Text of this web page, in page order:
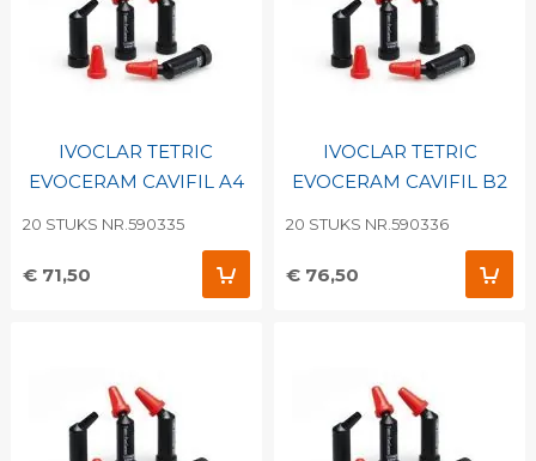
IVOCLAR TETRIC
EVOCERAM CAVIFIL A4
20 STUKS NR.590335
€ 71,50
IVOCLAR TETRIC
EVOCERAM CAVIFIL B2
20 STUKS NR.590336
€ 76,50